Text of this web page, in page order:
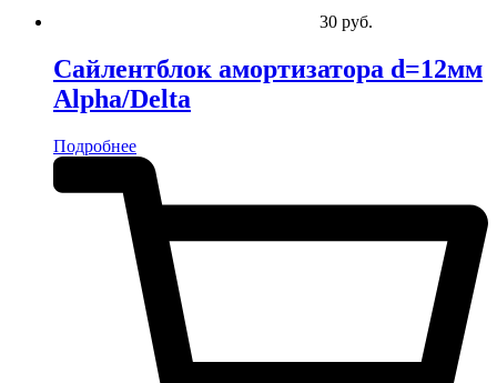
30 руб.
Сайлентблок амортизатора d=12мм
Alpha/Delta
Подробнее